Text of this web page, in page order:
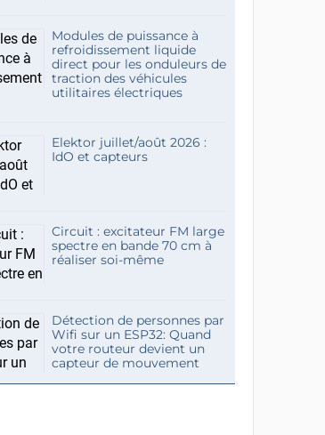
Modules de puissance à
refroidissement liquide
direct pour les onduleurs de
traction des véhicules
utilitaires électriques
Elektor juillet/août 2026 :
IdO et capteurs
Circuit : excitateur FM large
spectre en bande 70 cm à
réaliser soi-même
Détection de personnes par
Wifi sur un ESP32: Quand
votre routeur devient un
capteur de mouvement